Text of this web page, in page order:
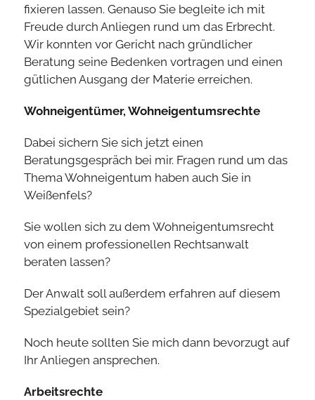
fixieren lassen. Genauso Sie begleite ich mit
Freude durch Anliegen rund um das Erbrecht.
Wir konnten vor Gericht nach gründlicher
Beratung seine Bedenken vortragen und einen
gütlichen Ausgang der Materie erreichen.
Wohneigentümer, Wohneigentumsrechte
Dabei sichern Sie sich jetzt einen
Beratungsgespräch bei mir. Fragen rund um das
Thema Wohneigentum haben auch Sie in
Weißenfels?
Sie wollen sich zu dem Wohneigentumsrecht
von einem professionellen Rechtsanwalt
beraten lassen?
Der Anwalt soll außerdem erfahren auf diesem
Spezialgebiet sein?
Noch heute sollten Sie mich dann bevorzugt auf
Ihr Anliegen ansprechen.
Arbeitsrechte